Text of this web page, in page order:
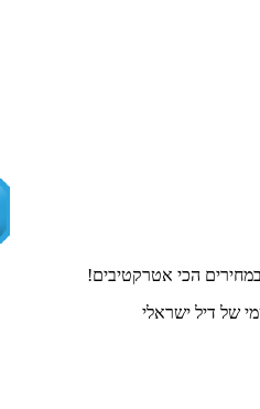
הכי אטרקטיבים!
של דיל ישראלי